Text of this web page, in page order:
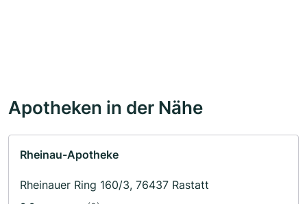
Apotheken in der Nähe
Rheinau-Apotheke
Rheinauer Ring 160/3, 76437 Rastatt